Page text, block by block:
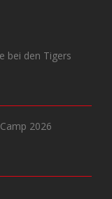
bei den Tigers
2026